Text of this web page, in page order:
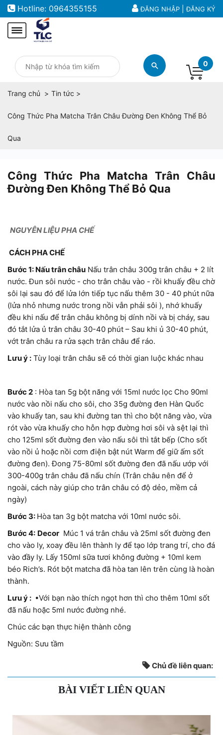
ĐĂNG NHẬP |ĐĂNG KÝ
Hotline: 0964355155
0
Trang chủ Tin tức
Công Thức Pha Matcha Trân Châu Đường Đen Không Thể Bỏ
Qua
Công Thức Pha Matcha Trân Châu
Đường Đen Không Thể Bỏ Qua
NGUYÊN LIỆU PHA CHẾ
CÁCH PHA CHẾ
Bước 1: Nấu trân châu Nấu trân châu 300g trân châu + 2 lít
nước. Đun sôi nước - cho trân châu vào - rồi khuấy đều chờ
sôi lại sau đó để lửa lớn tiếp tục nấu thêm 30 - 40 phút nữa
(lửa nhỏ nhưng nước trong nồi vẫn phải sôi ), nhớ khuấy
đều khi nấu để trân châu không bị dính nồi và bị cháy, sau
đó tắt lửa ủ trân châu 30-40 phút – Sau khi ủ 30-40 phút,
vớt trân châu ra rửa sạch trân châu để ráo.
Lưu ý : Tùy loại trân châu sẽ có thời gian luộc khác nhau
Bước 2 : Hòa tan 5g bột năng với 15ml nước lọc Cho 90ml
nước vào nồi nấu cho sôi, cho 35g đường đen Hàn Quốc
vào khuấy tan, sau khi đường tan thì cho bột năng vào, vừa
rót vào vừa khuấy cho hỗn hợp đường hơi sôi và sệt lại thì
cho 125ml sốt đường đen vào nấu sôi thì tắt bếp (Cho sốt
vào nồi ủ hoặc nồi cơm điện bật nút Warm để giữ ấm sốt
đường đen). Đong 75-80ml sốt đường đen đã nấu ướp với
300-400g trân châu đã nấu chín (Trân châu nên để ở
ngoài, cách này giúp cho trân châu có độ dẻo, mềm cả
ngày)
Bước 3: Hòa tan 3g bột matcha với 10ml nước sôi.
Bước 4: Decor Múc 1 vá trân châu và 25ml sốt đường đen
cho vào ly, xoay đều lên thành ly để tạo lớp trang trí, cho đá
vào đầy ly. Lấy 150ml sữa tươi không đường + 10ml kem
béo Rich’s. Rót bột matcha đã hòa tan lên trên cùng là hoàn
thành.
Lưu ý : •Với bạn nào thích ngọt hơn thì cho thêm 10ml sốt
đã nấu hoặc 5ml nước đường nhé.
Chúc các bạn thực hiện thành công
Nguồn: Sưu tầm
Chủ đề liên quan:
BÀI VIẾT LIÊN QUAN